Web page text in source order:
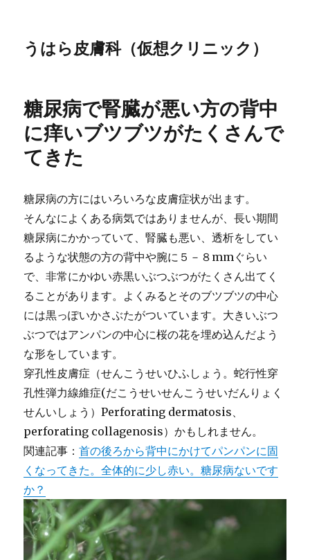
うはら皮膚科（仮想クリニック）
糖尿病で腎臓が悪い方の背中
に痒いブツブツがたくさんで
てきた
糖尿病の方にはいろいろな皮膚症状が出ます。
そんなによくある病気ではありませんが、長い期間
糖尿病にかかっていて、腎臓も悪い、透析をしてい
るような状態の方の背中や腕に５－８mmぐらい
で、非常にかゆい赤黒いぶつぶつがたくさん出てく
ることがあります。よくみるとそのブツブツの中心
には黒っぽいかさぶたがついています。大きいぶつ
ぶつではアンパンの中心に桜の花を埋め込んだよう
な形をしています。
穿孔性皮膚症（せんこうせいひふしょう。蛇行性穿
孔性弾力線維症(だこうせいせんこうせいだんりょく
せんいしょう）Perforating dermatosis、
perforating collagenosis）かもしれません。
関連記事：首の後ろから背中にかけてパンパンに固
くなってきた。全体的に少し赤い。糖尿病ないです
か？